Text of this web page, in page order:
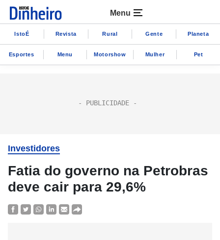
Menu
IstoÉ Revista Rural Gente Planeta
Esportes Menu Motorshow Mulher Pet
Investidores
Fatia do governo na Petrobras
deve cair para 29,6%